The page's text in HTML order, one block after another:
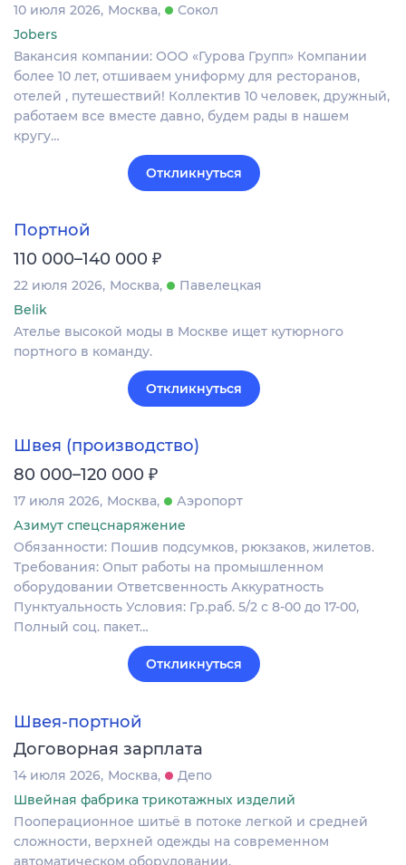
10 июля 2026 Москва
Сокол
Jobers
Вакансия компании: ООО «Гурова Групп» Компании
более 10 лет, отшиваем униформу для ресторанов,
отелей , путешествий! Коллектив 10 человек, дружный,
работаем все вместе давно, будем рады в нашем
кругу…
Откликнуться
Портной
110 000–140 000 ₽
22 июля 2026 Москва
Павелецкая
Belik
Ателье высокой моды в Москве ищет кутюрного
портного в команду.
Откликнуться
Швея (производство)
80 000–120 000 ₽
17 июля 2026 Москва
Аэропорт
Азимут спецснаряжение
Обязанности: Пошив подсумков, рюкзаков, жилетов.
Требования: Опыт работы на промышленном
оборудовании Ответсвенность Аккуратность
Пунктуальность Условия: Гр.раб. 5/2 с 8-00 до 17-00,
Полный соц. пакет…
Откликнуться
Швея-портной
Договорная зарплата
14 июля 2026 Москва
Депо
Швейная фабрика трикотажных изделий
Пооперационное шитьё в потоке легкой и средней
сложности, верхней одежды на современном
автоматическом оборудовании.